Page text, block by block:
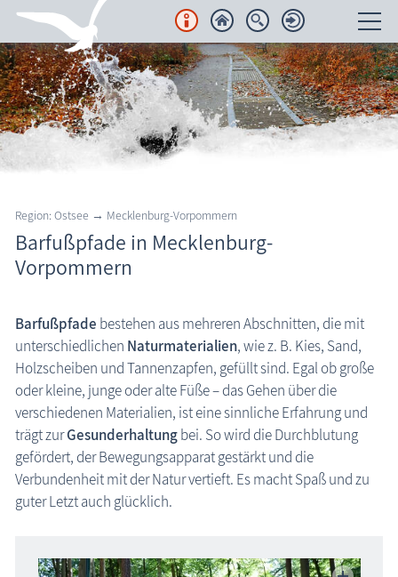
Unterkünfte
Regionales
Urlaubsorte
Karten
Freizeit
Aktiv & sportlich unterwegs
Barfußpfade
Bikepark Zingst
Calisthenics, Trimm-Dich-Pfade
Kur- und Heilwälder
Sport- & Lauftermine
Pilgerwege
Besondere Hochzeitsorte
Ostseeheilbad Graal-Müritz: Barfußpfad
Region: Ostsee → Mecklenburg-Vorpommern
Barfußpfade in Mecklenburg-
Vorpommern
Barfußpfade bestehen aus mehreren Abschnitten, die mit
unterschiedlichen Naturmaterialien, wie z. B. Kies, Sand,
Holzscheiben und Tannenzapfen, gefüllt sind. Egal ob große
oder kleine, junge oder alte Füße – das Gehen über die
verschiedenen Materialien, ist eine sinnliche Erfahrung und
trägt zurGesunderhaltungbei. So wird die Durchblutung
gefördert, der Bewegungsapparat gestärkt und die
Verbundenheit mit der Natur vertieft. Es macht Spaß und zu
guter Letzt auch glücklich.